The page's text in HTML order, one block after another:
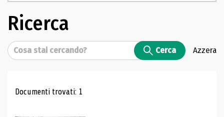
Ricerca
Cerca Cerca Azzera
Risultati di ricerca
Documenti trovati: 1